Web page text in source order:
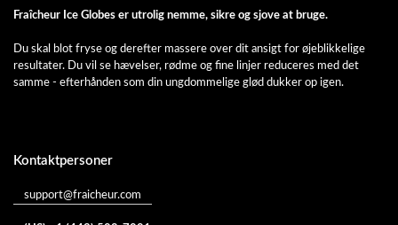
Fraîcheur Ice Globes er utrolig nemme, sikre og sjove at bruge.
Du skal blot fryse og derefter massere over dit ansigt for øjeblikkelige
resultater. Du vil se hævelser, rødme og fine linjer reduceres med det
samme - efterhånden som din ungdommelige glød dukker op igen.
Kontaktpersoner
support@fraicheur.com